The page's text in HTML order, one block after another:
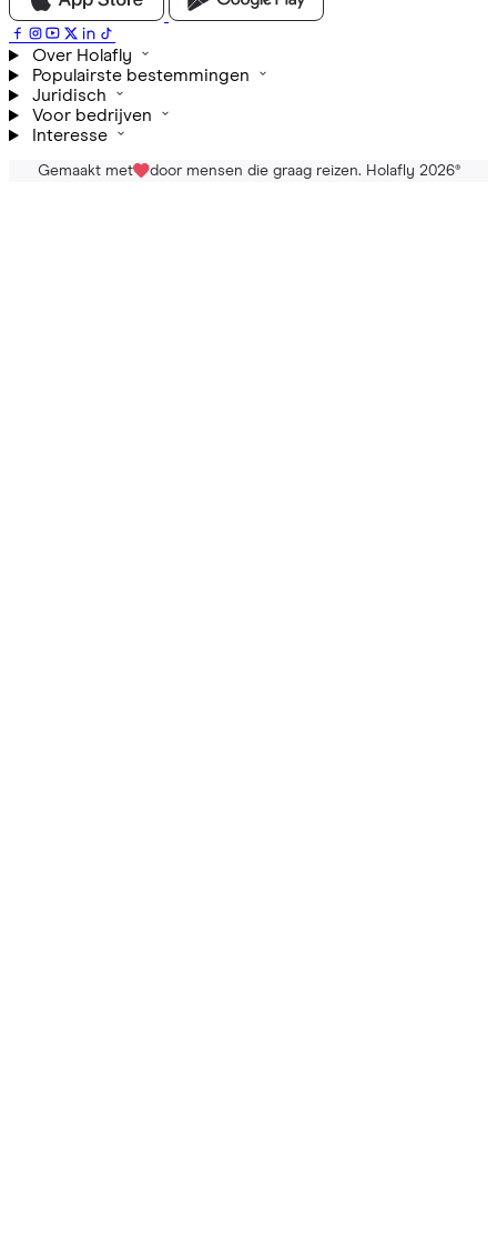
Over Holafly
Populairste bestemmingen
Juridisch
Voor bedrijven
Interesse
Gemaakt met door mensen die graag reizen. Holafly 2026®